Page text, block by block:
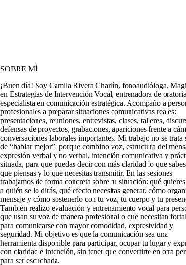
SOBRE MÍ
¡Buen día! Soy Camila Rivera Charlín, fonoaudióloga,
en Estrategias de Intervención Vocal, entrenadora de
especialista en comunicación estratégica. Acompaño a
profesionales a preparar situaciones comunicativas reales:
presentaciones, reuniones, entrevistas, clases, talleres,
defensas de proyectos, grabaciones, apariciones frente a
conversaciones laborales importantes. Mi trabajo no se trata
de “hablar mejor”, porque combino voz, estructura del
expresión verbal y no verbal, intención comunicativa y
situada, para que puedas decir con más claridad lo que
que piensas y lo que necesitas transmitir. En las sesiones
trabajamos de forma concreta sobre tu situación: qué
a quién se lo dirás, qué efecto necesitas generar, cómo
mensaje y cómo sostenerlo con tu voz, tu cuerpo y tu
También realizo evaluación y entrenamiento vocal para
que usan su voz de manera profesional o que necesitan
para comunicarse con mayor comodidad, expresividad y
seguridad. Mi objetivo es que la comunicación sea una
herramienta disponible para participar, ocupar tu lugar y
con claridad e intención, sin tener que convertirte en otra
para ser escuchada.